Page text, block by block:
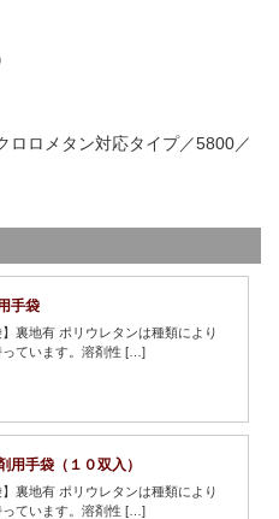
ロメタン対応タイプ／5800／
手袋
】裏地有 ポリウレタンは種類により
っています。溶剤性 […]
用手袋（１０双入）
】裏地有 ポリウレタンは種類により
っています。溶剤性 […]